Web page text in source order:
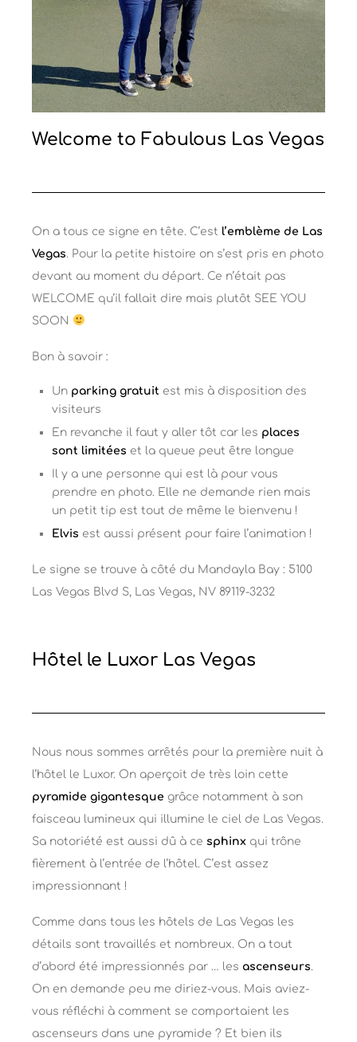
Welcome to Fabulous Las Vegas
On a tous ce signe en tête. C’est l’emblème de Las
Vegas. Pour la petite histoire on s’est pris en photo
devant au moment du départ. Ce n’était pas
WELCOME qu’il fallait dire mais plutôt SEE YOU
SOON
Bon à savoir :
Un parking gratuit est mis à disposition des
visiteurs
En revanche il faut y aller tôt car les places
sont limitées et la queue peut être longue
Il y a une personne qui est là pour vous
prendre en photo. Elle ne demande rien mais
un petit tip est tout de même le bienvenu !
Elvis est aussi présent pour faire l’animation !
Le signe se trouve à côté du Mandayla Bay : 5100
Las Vegas Blvd S, Las Vegas, NV 89119-3232
Hôtel le Luxor Las Vegas
Nous nous sommes arrêtés pour la première nuit à
l’hôtel le Luxor. On aperçoit de très loin cette
pyramide gigantesque grâce notamment à son
faisceau lumineux qui illumine le ciel de Las Vegas.
Sa notoriété est aussi dû à ce sphinx qui trône
fièrement à l’entrée de l’hôtel. C’est assez
impressionnant !
Comme dans tous les hôtels de Las Vegas les
détails sont travaillés et nombreux. On a tout
d’abord été impressionnés par … les ascenseurs.
On en demande peu me diriez-vous. Mais aviez-
vous réfléchi à comment se comportaient les
ascenseurs dans une pyramide ? Et bien ils